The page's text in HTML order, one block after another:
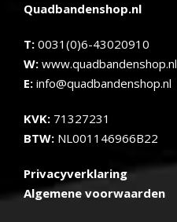
Quadbandenshop.nl
T: 0031(0)6-43020910
W: www.quadbandenshop.nl
E: info@quadbandenshop.nl
KVK: 71327231
BTW: NL001146966B22
Privacyverklaring
Algemene voorwaarden